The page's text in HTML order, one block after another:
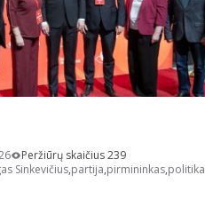
Peržiūrų skaičius 239
Sinkevičius,partija,pirmininkas,politika